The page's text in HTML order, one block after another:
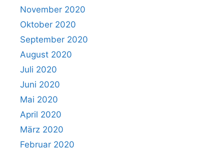
November 2020
Oktober 2020
September 2020
August 2020
Juli 2020
Juni 2020
Mai 2020
April 2020
März 2020
Februar 2020